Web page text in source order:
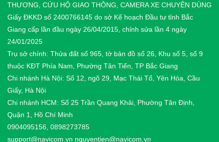
THƯƠNG, CỨU HỘ GIAO THÔNG, CAMERA XE CHUYÊN DÙNG
Giấy ĐKKD số 2400766145 do sở Kế hoạch Đầu tư tỉnh Bắc
Giang cấp lần đầu ngày 26/04/2015, chỉnh sửa lần 4 ngày
24/01/2025
Trụ sở chính: Thửa đất số 965, tờ bản đồ số 26, Khu số 5, số 9
thuộc KĐT Phía Nam, Phường Tân Tiến, TP Bắc Giang
Chi nhánh Hà Nội: Số 12, ngõ 29, Mạc Thái Tổ, Yên Hòa, Cầu
Giấy, Hà Nội
Chi nhánh HCM: Số 25 Trần Quang Khải, Phường Tân Định,
Quận 1, Hồ Chí Minh
0904095156, 0898273785
support@navicom.vn nguyentien@navicom.vn